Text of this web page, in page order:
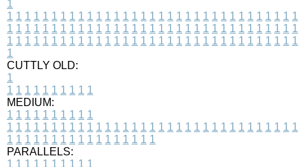
1
1 1 1 1 1 1 1 1 1 1 1 1 1 1 1 1 1 1 1 1 1 1 1 1 1 1 1 1 1 1 1 1 1
1 1 1 1 1 1 1 1 1 1 1 1 1 1 1 1 1 1 1 1 1 1 1 1 1 1 1 1 1 1 1 1 1
1 1 1 1 1 1 1 1 1 1 1 1 1 1 1 1 1 1 1 1 1 1 1 1 1 1 1 1 1 1 1 1 1
1
CUTTLY OLD:
1
1 1 1 1 1 1 1 1 1 1
MEDIUM:
1 1 1 1 1 1 1 1 1 1
1 1 1 1 1 1 1 1 1 1 1 1 1 1 1 1 1 1 1 1 1 1 1 1 1 1 1 1 1 1 1 1 1
1 1 1 1 1 1 1 1 1 1 1 1 1 1 1 1 1
PARALLELS:
1 1 1 1 1 1 1 1 1 1